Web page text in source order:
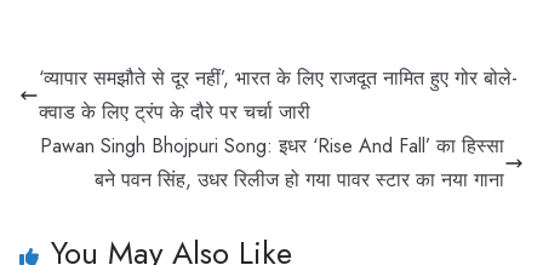
‘व्यापार समझौते से दूर नहीं’, भारत के लिए राजदूत नामित हुए गोर बोले-
क्वाड के लिए ट्रंप के दौरे पर चर्चा जारी
Pawan Singh Bhojpuri Song: इधर ‘Rise And Fall’ का हिस्सा
बने पवन सिंह, उधर रिलीज हो गया पावर स्टार का नया गाना
You May Also Like